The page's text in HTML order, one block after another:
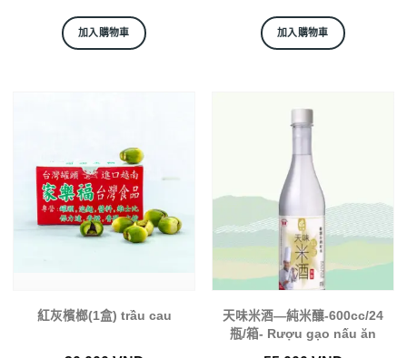
加入購物車 加入購物車
紅灰檳榔(1盒) trầu cau
天味米酒—純米釀-600cc/24
瓶/箱- Rượu gạo nấu ăn